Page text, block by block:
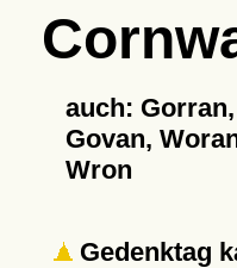
auch:
Govan,
Wron
Gedenktag